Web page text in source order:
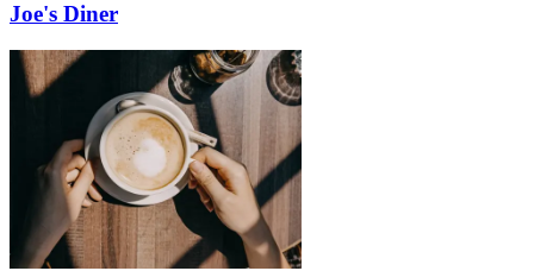
Joe's Diner